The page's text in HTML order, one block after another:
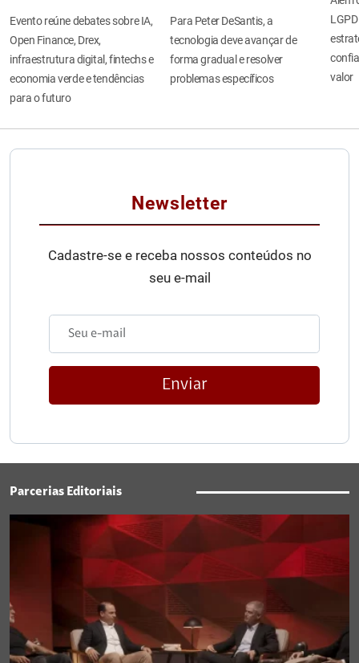
Evento reúne debates sobre IA,
Open Finance, Drex,
infraestrutura digital, fintechs e
economia verde e tendências
para o futuro
Para Peter DeSantis, a
tecnologia deve avançar de
forma gradual e resolver
problemas específicos
valor
Newsletter
Cadastre-se e receba nossos conteúdos no
seu e-mail
Enviar
Parcerias Editoriais